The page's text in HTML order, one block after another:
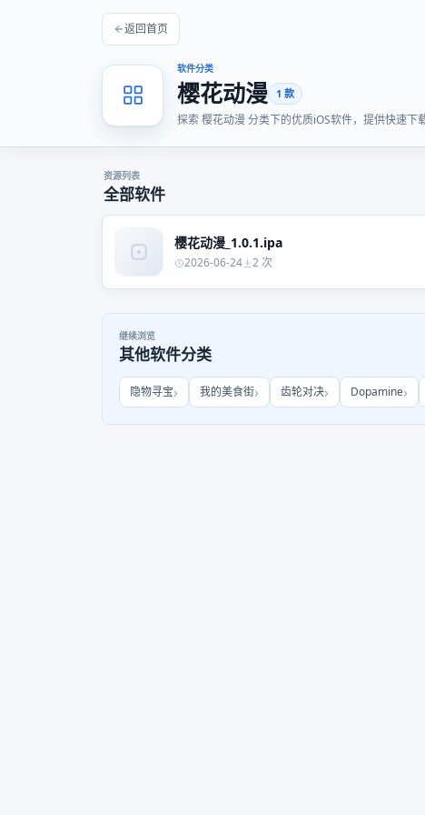
返回首页
软件分类
樱花动漫 1 款
探索 樱花动漫 分类下的优质iOS软件，提供快速下
资源列表
全部软件
樱花动漫_1.0.1.ipa
2026-06-24 2 次
继续浏览
其他软件分类
隐物寻宝 我的美食街 齿轮对决 Dopamine